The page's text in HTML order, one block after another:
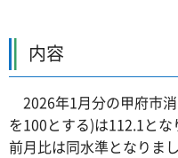
内容
2026年1月分の甲府市
を100とする)は112.1とな
前月比は同水準となりまし